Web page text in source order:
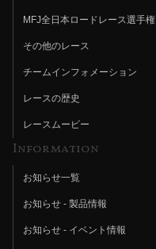
MFJ全日本ロードレース選手権
その他のレース
チームインフォメーション
レースの歴史
レースムービー
Information
お知らせ一覧
お知らせ - 製品情報
お知らせ - イベント情報